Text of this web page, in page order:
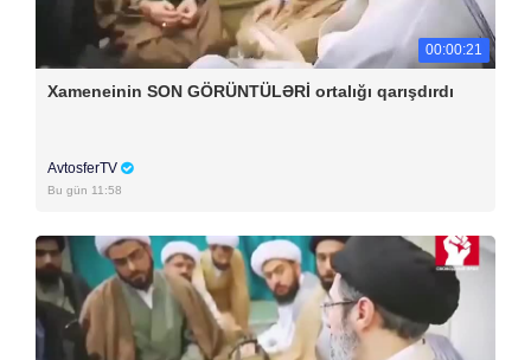
00:00:21
Xameneinin SON GÖRÜNTÜLƏRİ ortalığı qarışdırdı
AvtosferTV
Bu gün 11:58